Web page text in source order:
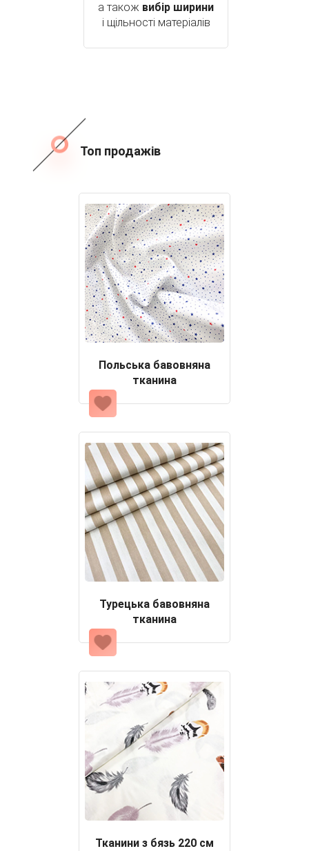
а також вибір ширини
і щільності матеріалів
Топ продажів
Польська бавовняна
тканина
Турецька бавовняна
тканина
Тканини з бязь 220 см